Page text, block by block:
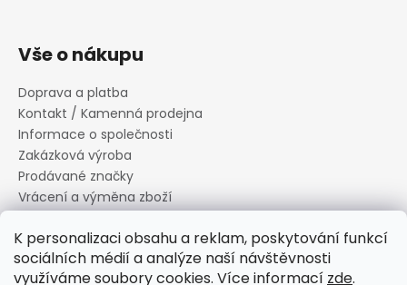
K personalizaci obsahu a reklam, poskytování funkcí
sociálních médií a analýze naší návštěvnosti
využíváme soubory cookies. Více informací zde.
Vše o nákupu
Doprava a platba
Kontakt / Kamenná prodejna
Informace o společnosti
Zakázková výroba
Prodávané značky
Vrácení a výměna zboží
Informace o souborech cookies
Reklamační řád
Obchodní podmínky